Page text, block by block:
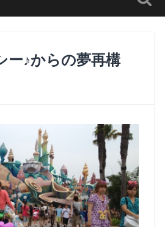
ー♪からの夢再構